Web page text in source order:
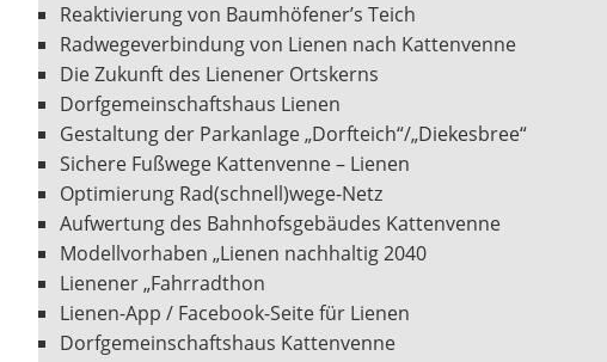
Reaktivierung von Baumhöfener’s Teich
Radwegeverbindung von Lienen nach Kattenvenne
Die Zukunft des Lienener Ortskerns
Dorfgemeinschaftshaus Lienen
Gestaltung der Parkanlage „Dorfteich“/„Diekesbree“
Sichere Fußwege Kattenvenne – Lienen
Optimierung Rad(schnell)wege-Netz
Aufwertung des Bahnhofsgebäudes Kattenvenne
Modellvorhaben „Lienen nachhaltig 2040
Lienener „Fahrradthon
Lienen-App / Facebook-Seite für Lienen
Dorfgemeinschaftshaus Kattenvenne